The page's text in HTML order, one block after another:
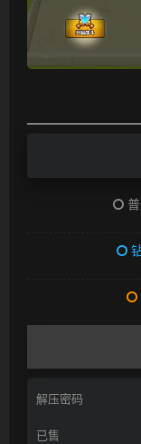
解压密码
已售